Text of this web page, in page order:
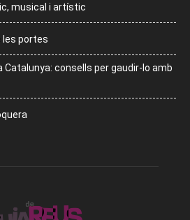
musical i artístic
les portes
Catalunya: consells per gaudir-lo amb